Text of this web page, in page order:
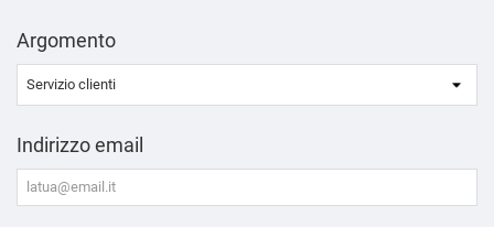
Argomento
Indirizzo email